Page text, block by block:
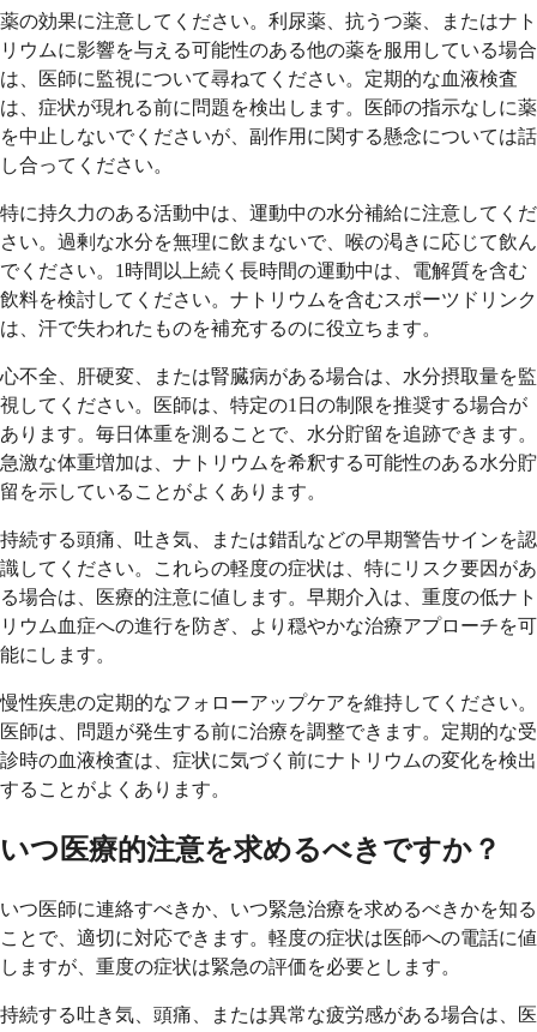
薬の効果に注意してください。利尿薬、抗うつ薬、またはナト
リウムに影響を与える可能性のある他の薬を服用している場合
は、医師に監視について尋ねてください。定期的な血液検査
は、症状が現れる前に問題を検出します。医師の指示なしに薬
を中止しないでくださいが、副作用に関する懸念については話
し合ってください。
特に持久力のある活動中は、運動中の水分補給に注意してくだ
さい。過剰な水分を無理に飲まないで、喉の渇きに応じて飲ん
でください。1時間以上続く長時間の運動中は、電解質を含む
飲料を検討してください。ナトリウムを含むスポーツドリンク
は、汗で失われたものを補充するのに役立ちます。
心不全、肝硬変、または腎臓病がある場合は、水分摂取量を監
視してください。医師は、特定の1日の制限を推奨する場合が
あります。毎日体重を測ることで、水分貯留を追跡できます。
急激な体重増加は、ナトリウムを希釈する可能性のある水分貯
留を示していることがよくあります。
持続する頭痛、吐き気、または錯乱などの早期警告サインを認
識してください。これらの軽度の症状は、特にリスク要因があ
る場合は、医療的注意に値します。早期介入は、重度の低ナト
リウム血症への進行を防ぎ、より穏やかな治療アプローチを可
能にします。
慢性疾患の定期的なフォローアップケアを維持してください。
医師は、問題が発生する前に治療を調整できます。定期的な受
診時の血液検査は、症状に気づく前にナトリウムの変化を検出
することがよくあります。
いつ医療的注意を求めるべきですか？
いつ医師に連絡すべきか、いつ緊急治療を求めるべきかを知る
ことで、適切に対応できます。軽度の症状は医師への電話に値
しますが、重度の症状は緊急の評価を必要とします。
持続する吐き気、頭痛、または異常な疲労感がある場合は、医